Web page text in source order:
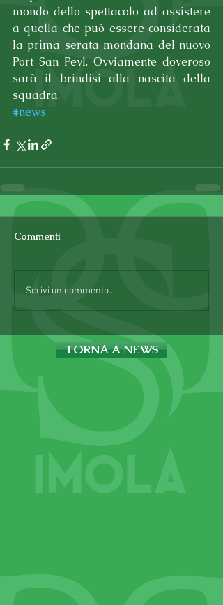
mondo dello spettacolo ad assistere
a quella che può essere considerata
la prima serata mondana del nuovo
Port San Pevl. Ovviamente doveroso
sarà il brindisi alla nascita della
squadra.
#news
Commenti
Scrivi un commento...
TORNA A NEWS